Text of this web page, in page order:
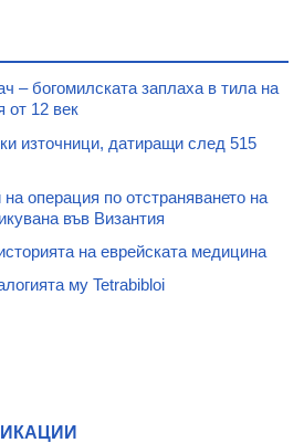
– богомилската заплаха в тила на
от 12 век
източници, датиращи след 515
операция по отстраняването на
във Византия
на еврейската медицина
му Tetrabibloi